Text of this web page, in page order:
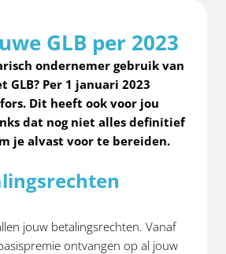
GLB per 2023
ondernemer gebruik van
Per 1 januari 2023
Dit heeft ook voor jou
dat nog niet alles definitief
je alvast voor te bereiden.
jouw betalingsrechten. Vanaf
ontvangen op al jouw